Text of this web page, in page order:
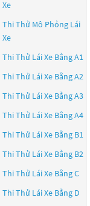
Xe
Thi Thử Mô Phỏng Lái
Xe
Thi Thử Lái Xe Bằng A1
Thi Thử Lái Xe Bằng A2
Thi Thử Lái Xe Bằng A3
Thi Thử Lái Xe Bằng A4
Thi Thử Lái Xe Bằng B1
Thi Thử Lái Xe Bằng B2
Thi Thử Lái Xe Bằng C
Thi Thử Lái Xe Bằng D